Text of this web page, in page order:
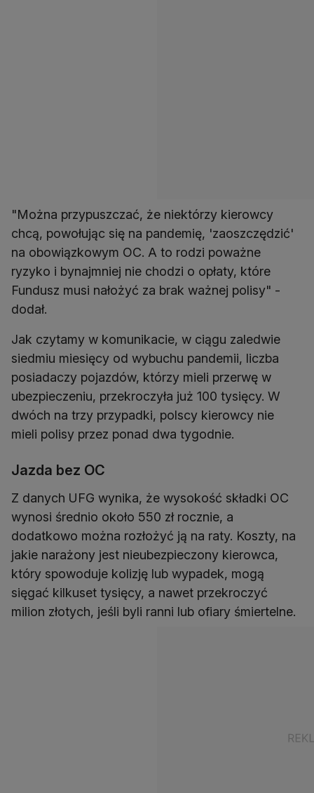
"Można przypuszczać, że niektórzy kierowcy
chcą, powołując się na pandemię, 'zaoszczędzić'
na obowiązkowym OC. A to rodzi poważne
ryzyko i bynajmniej nie chodzi o opłaty, które
Fundusz musi nałożyć za brak ważnej polisy" -
dodał.
Jak czytamy w komunikacie, w ciągu zaledwie
siedmiu miesięcy od wybuchu pandemii, liczba
posiadaczy pojazdów, którzy mieli przerwę w
ubezpieczeniu, przekroczyła już 100 tysięcy. W
dwóch na trzy przypadki, polscy kierowcy nie
mieli polisy przez ponad dwa tygodnie.
Jazda bez OC
Z danych UFG wynika, że wysokość składki OC
wynosi średnio około 550 zł rocznie, a
dodatkowo można rozłożyć ją na raty. Koszty, na
jakie narażony jest nieubezpieczony kierowca,
który spowoduje kolizję lub wypadek, mogą
sięgać kilkuset tysięcy, a nawet przekroczyć
milion złotych, jeśli byli ranni lub ofiary śmiertelne.